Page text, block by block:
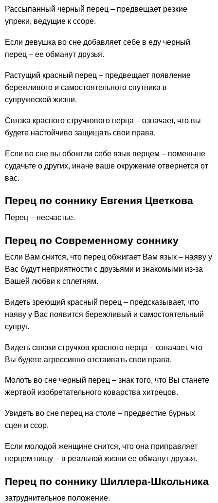
Рассыпанный черный перец – предвещает резкие
упреки, ведущие к ссоре.
Если девушка во сне добавляет себе в еду черный
перец – ее обманут друзья.
Растущий красный перец – предвещает появление
бережливого и самостоятельного спутника в
супружеской жизни.
Связка красного стручкового перца – означает, что вы
будете настойчиво защищать свои права.
Если во сне вы обожгли себе язык перцем – поменьше
судачьте о других, иначе ваше окружение отвернется от
вас.
Перец по соннику Евгения Цветкова
Перец – несчастье.
Перец по Современному соннику
Если Вам снится, что перец обжигает Вам язык – наяву у
Вас будут неприятности с друзьями и знакомыми из-за
Вашей любви к сплетням.
Видеть зреющий красный перец – предсказывает, что
наяву у Вас появится бережливый и самостоятельный
супруг.
Видеть связки стручков красного перца – означает, что
Вы будете агрессивно отстаивать свои права.
Молоть во сне черный перец – знак того, что Вы станете
жертвой изобретательного коварства хитрецов.
Увидеть во сне перец на столе – предвестие бурных
сцен и ссор.
Если молодой женщине снится, что она приправляет
перцем пищу – в реальной жизни ее обманут друзья.
Перец по соннику Шиллера-Школьника
затруднительное положение.